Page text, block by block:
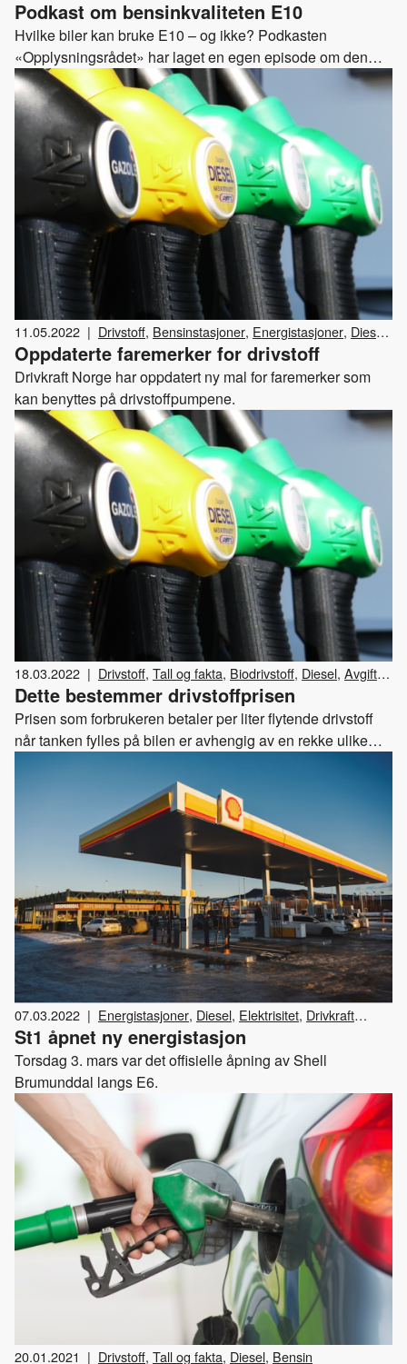
Podkast om bensinkvaliteten E10
Hvilke biler kan bruke E10 – og ikke? Podkasten
«Opplysningsrådet» har laget en egen episode om den
nye bensinkvaliteten E10, hvor Drivkraft Norge har deltatt
som fagekspert for å svare på aktuelle spørsmål.
11.05.2022 | Drivstoff, Bensinstasjoner, Energistasjoner, Diesel,
Drivkraft Norge,Bensin
Oppdaterte faremerker for drivstoff
Drivkraft Norge har oppdatert ny mal for faremerker som
kan benyttes på drivstoffpumpene.
18.03.2022 | Drivstoff, Tall og fakta, Biodrivstoff, Diesel, Avgifter
Drivkraft Norge,Bensin
Dette bestemmer drivstoffprisen
Prisen som forbrukeren betaler per liter flytende drivstoff
når tanken fylles på bilen er avhengig av en rekke ulike
07.03.2022 | Energistasjoner, Diesel, Elektrisitet, Drivkraft
Norge,Bensin
St1 åpnet ny energistasjon
Torsdag 3. mars var det offisielle åpning av Shell
Brumunddal langs E6.
20.01.2021 | Drivstoff, Tall og fakta, Diesel, Bensin